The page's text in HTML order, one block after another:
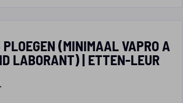
PLOEGEN (MINIMAAL VAPRO A
LABORANT) | ETTEN-LEUR